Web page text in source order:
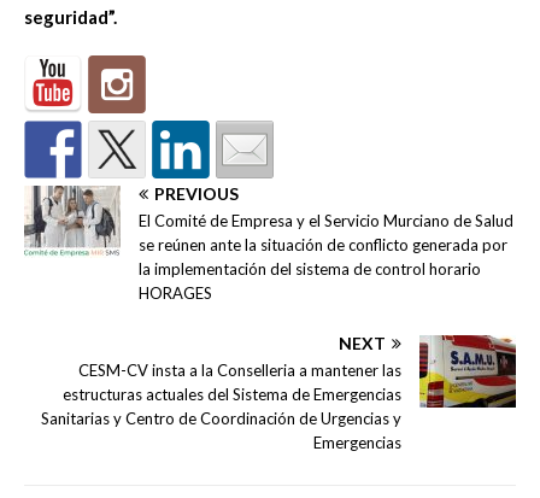
seguridad”.
PREVIOUS
El Comité de Empresa y el Servicio Murciano de Salud
se reúnen ante la situación de conflicto generada por
la implementación del sistema de control horario
HORAGES
NEXT
CESM-CV insta a la Conselleria a mantener las
estructuras actuales del Sistema de Emergencias
Sanitarias y Centro de Coordinación de Urgencias y
Emergencias